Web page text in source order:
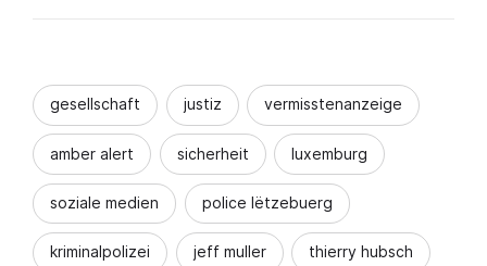
gesellschaft justiz vermisstenanzeige
amber alert sicherheit luxemburg
soziale medien police lëtzebuerg
kriminalpolizei jeff muller thierry hubsch